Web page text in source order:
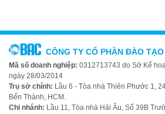
CÔNG TY CỔ PHẦN ĐÀO
Mã số doanh nghiệp: 0312713743 do Sở Kế
ngày 28/03/2014
Trụ sở chính: Lầu 6 - Tòa nhà Thiên Phước 1,
Bến Thành, HCM.
Chi nhánh: Lầu 11, Tòa nhà Hải Âu, Số 39B